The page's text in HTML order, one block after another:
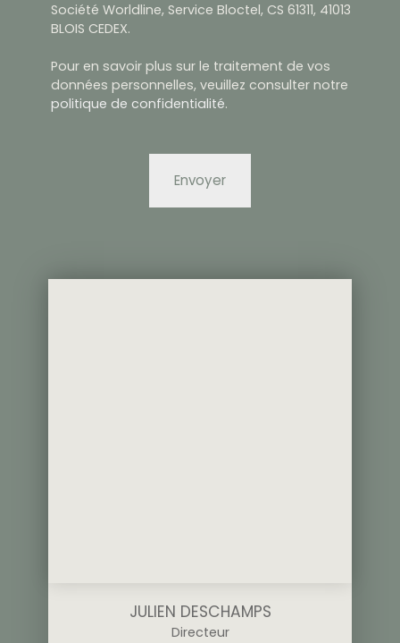
Société Worldline, Service Bloctel, CS 61311, 41013
BLOIS CEDEX.
Pour en savoir plus sur le traitement de vos
données personnelles, veuillez consulter notre
politique de confidentialité.
Envoyer
JULIEN DESCHAMPS
Directeur